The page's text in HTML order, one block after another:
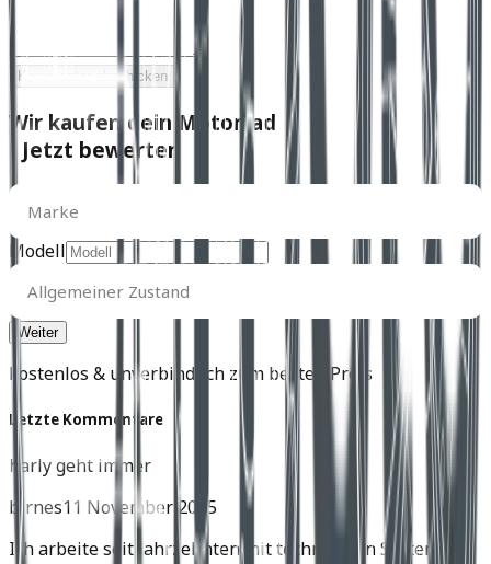
Kommentar abschicken
Wir kaufen dein Motorrad
- Jetzt bewerten
Marke
Marke
Modell
Allgemeiner
Zustand
Allgemeiner Zustand
kostenlos & unverbindlich zum besten Preis
Letzte Kommentare
harly geht immer
birnes11 November 2025
Ich arbeite seit Jahrzehnten mit technischen Systemen,